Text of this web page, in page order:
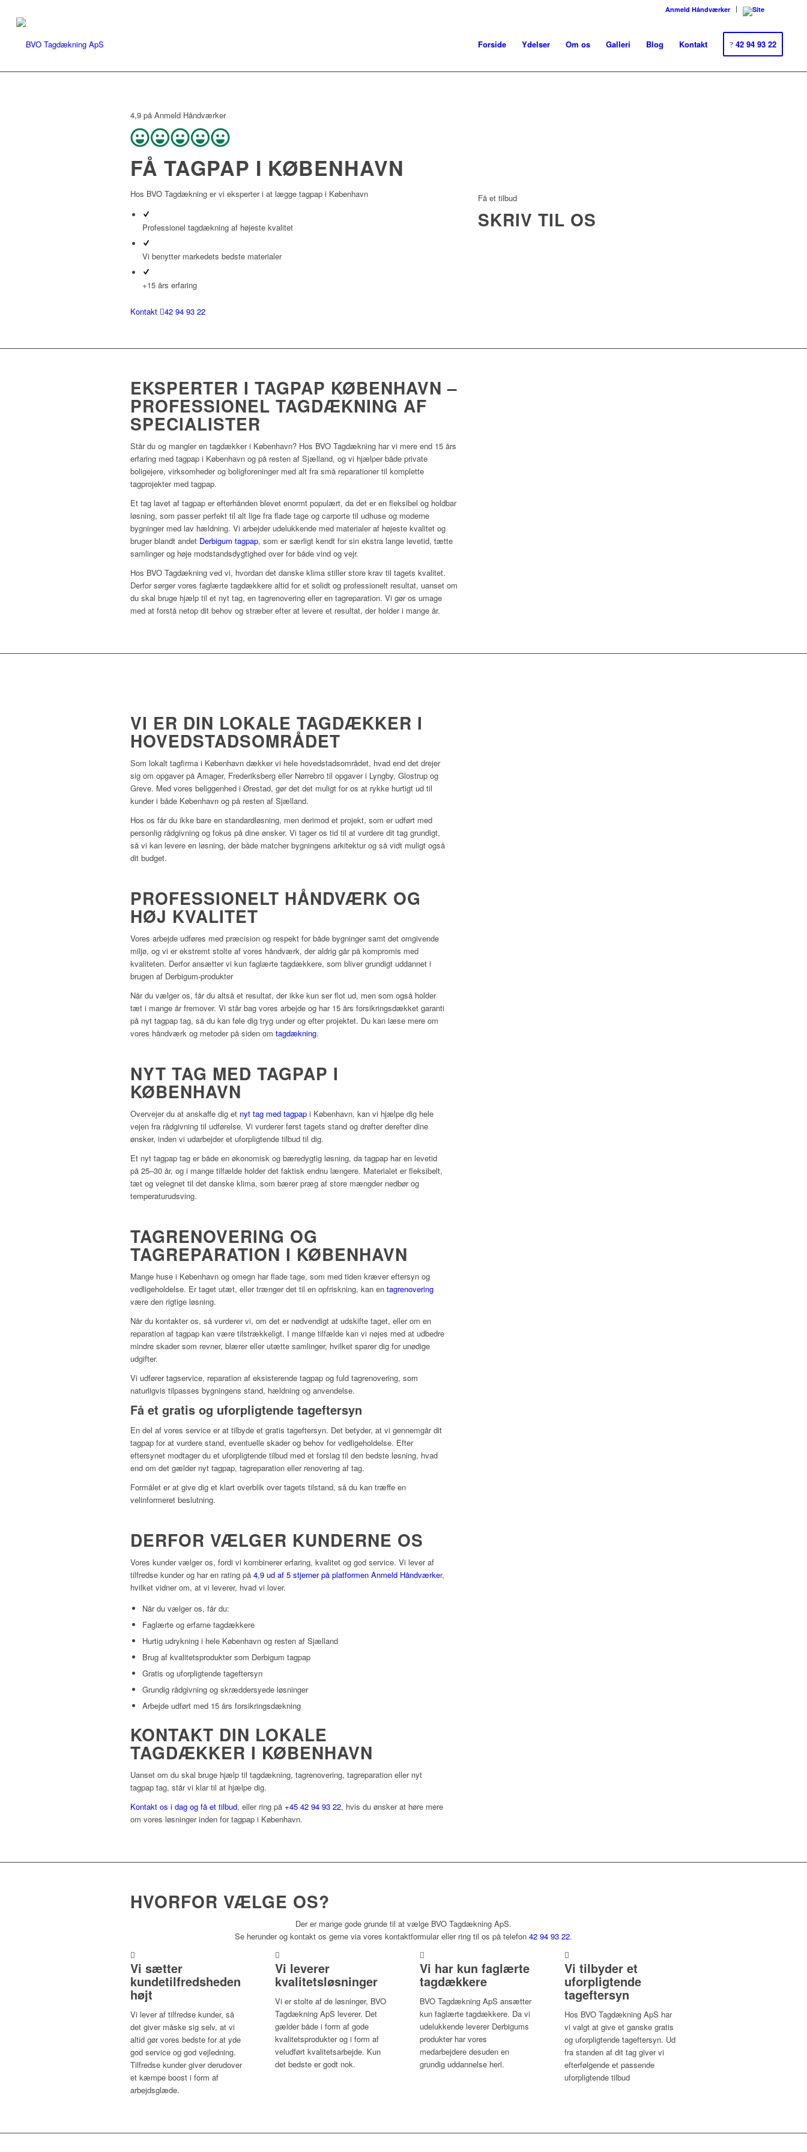
Anmeld Håndværker
Forside Ydelser Om os Galleri Blog Kontakt 42 94 93 22
4,9 på Anmeld Håndværker
FÅ TAGPAP I KØBENHAVN
Hos BVO Tagdækning er vi eksperter i at lægge tagpap i København
Professionel tagdækning af højeste kvalitet
Vi benytter markedets bedste materialer
+15 års erfaring
Kontakt 42 94 93 22
Få et tilbud
SKRIV TIL OS
EKSPERTER I TAGPAP KØBENHAVN –
PROFESSIONEL TAGDÆKNING AF
SPECIALISTER
Står du og mangler en tagdækker i København? Hos BVO Tagdækning har vi mere end 15 års
erfaring med tagpap i København og på resten af Sjælland, og vi hjælper både private
boligejere, virksomheder og boligforeninger med alt fra små reparationer til komplette
tagprojekter med tagpap.
Et tag lavet af tagpap er efterhånden blevet enormt populært, da det er en fleksibel og holdbar
løsning, som passer perfekt til alt lige fra flade tage og carporte til udhuse og moderne
bygninger med lav hældning. Vi arbejder udelukkende med materialer af højeste kvalitet og
bruger blandt andet Derbigum tagpap, som er særligt kendt for sin ekstra lange levetid, tætte
samlinger og høje modstandsdygtighed over for både vind og vejr.
Hos BVO Tagdækning ved vi, hvordan det danske klima stiller store krav til tagets kvalitet.
Derfor sørger vores faglærte tagdækkere altid for et solidt og professionelt resultat, uanset om
du skal bruge hjælp til et nyt tag, en tagrenovering eller en tagreparation. Vi gør os umage
med at forstå netop dit behov og stræber efter at levere et resultat, der holder i mange år.
VI ER DIN LOKALE TAGDÆKKER I
HOVEDSTADSOMRÅDET
Som lokalt tagfirma i København dækker vi hele hovedstadsområdet, hvad end det drejer
sig om opgaver på Amager, Frederiksberg eller Nørrebro til opgaver i Lyngby, Glostrup og
Greve. Med vores beliggenhed i Ørestad, gør det det muligt for os at rykke hurtigt ud til
kunder i både København og på resten af Sjælland.
Hos os får du ikke bare en standardløsning, men derimod et projekt, som er udført med
personlig rådgivning og fokus på dine ønsker. Vi tager os tid til at vurdere dit tag grundigt,
så vi kan levere en løsning, der både matcher bygningens arkitektur og så vidt muligt også
dit budget.
PROFESSIONELT HÅNDVÆRK OG
HØJ KVALITET
Vores arbejde udføres med præcision og respekt for både bygninger samt det omgivende
miljø, og vi er ekstremt stolte af vores håndværk, der aldrig går på kompromis med
kvaliteten. Derfor ansætter vi kun faglærte tagdækkere, som bliver grundigt uddannet i
brugen af Derbigum-produkter
Når du vælger os, får du altså et resultat, der ikke kun ser flot ud, men som også holder
tæt i mange år fremover. Vi står bag vores arbejde og har 15 års forsikringsdækket garanti
på nyt tagpap tag, så du kan føle dig tryg under og efter projektet. Du kan læse mere om
vores håndværk og metoder på siden om tagdækning.
NYT TAG MED TAGPAP I
KØBENHAVN
Overvejer du at anskaffe dig et nyt tag med tagpap i København, kan vi hjælpe dig hele
vejen fra rådgivning til udførelse. Vi vurderer først tagets stand og drøfter derefter dine
ønsker, inden vi udarbejder et uforpligtende tilbud til dig.
Et nyt tagpap tag er både en økonomisk og bæredygtig løsning, da tagpap har en levetid
på 25–30 år, og i mange tilfælde holder det faktisk endnu længere. Materialet er fleksibelt,
tæt og velegnet til det danske klima, som bærer præg af store mængder nedbør og
temperaturudsving.
TAGRENOVERING OG
TAGREPARATION I KØBENHAVN
Mange huse i København og omegn har flade tage, som med tiden kræver eftersyn og
vedligeholdelse. Er taget utæt, eller trænger det til en opfriskning, kan en tagrenovering
være den rigtige løsning.
Når du kontakter os, så vurderer vi, om det er nødvendigt at udskifte taget, eller om en
reparation af tagpap kan være tilstrækkeligt. I mange tilfælde kan vi nøjes med at udbedre
mindre skader som revner, blærer eller utætte samlinger, hvilket sparer dig for unødige
udgifter.
Vi udfører tagservice, reparation af eksisterende tagpap og fuld tagrenovering, som
naturligvis tilpasses bygningens stand, hældning og anvendelse.
Få et gratis og uforpligtende tageftersyn
En del af vores service er at tilbyde et gratis tageftersyn. Det betyder, at vi gennemgår dit
tagpap for at vurdere stand, eventuelle skader og behov for vedligeholdelse. Efter
eftersynet modtager du et uforpligtende tilbud med et forslag til den bedste løsning, hvad
end om det gælder nyt tagpap, tagreparation eller renovering af tag.
Formålet er at give dig et klart overblik over tagets tilstand, så du kan træffe en
velinformeret beslutning.
DERFOR VÆLGER KUNDERNE OS
Vores kunder vælger os, fordi vi kombinerer erfaring, kvalitet og god service. Vi lever af
tilfredse kunder og har en rating på 4,9 ud af 5 stjerner på platformen Anmeld Håndværker,
hvilket vidner om, at vi leverer, hvad vi lover.
Når du vælger os, får du:
Faglærte og erfarne tagdækkere
Hurtig udrykning i hele København og resten af Sjælland
Brug af kvalitetsprodukter som Derbigum tagpap
Gratis og uforpligtende tageftersyn
Grundig rådgivning og skræddersyede løsninger
Arbejde udført med 15 års forsikringsdækning
KONTAKT DIN LOKALE
TAGDÆKKER I KØBENHAVN
Uanset om du skal bruge hjælp til tagdækning, tagrenovering, tagreparation eller nyt
tagpap tag, står vi klar til at hjælpe dig.
Kontakt os i dag og få et tilbud, eller ring på +45 42 94 93 22, hvis du ønsker at høre mere
om vores løsninger inden for tagpap i København.
HVORFOR VÆLGE OS?
Der er mange gode grunde til at vælge BVO Tagdækning ApS.
Se herunder og kontakt os gerne via vores kontaktformular eller ring til os på telefon 42 94 93 22.
Vi sætter
kundetilfredsheden
højt
Vi lever af tilfredse kunder, så
det giver måske sig selv, at vi
altid gør vores bedste for at yde
god service og god vejledning.
Tilfredse kunder giver derudover
et kæmpe boost i form af
arbejdsglæde.
Vi leverer
kvalitetsløsninger
Vi er stolte af de løsninger, BVO
Tagdækning ApS leverer. Det
gælder både i form af gode
kvalitetsprodukter og i form af
veludført kvalitetsarbejde. Kun
det bedste er godt nok.
Vi har kun faglærte
tagdækkere
BVO Tagdækning ApS ansætter
kun faglærte tagdækkere. Da vi
udelukkende leverer Derbigums
produkter har vores
medarbejdere desuden en
grundig uddannelse heri.
Vi tilbyder et
uforpligtende
tageftersyn
Hos BVO Tagdækning ApS har
vi valgt at give et ganske gratis
og uforpligtende tageftersyn. Ud
fra standen af dit tag giver vi
efterfølgende et passende
uforpligtende tilbud